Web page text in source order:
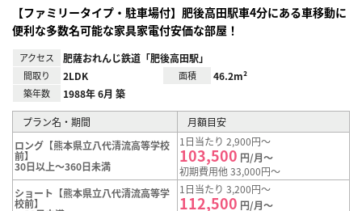
【ファミリータイプ・駐車場付】肥後高田駅車4分にある車移動に
便利な多数名可能な家具家電付安価な部屋！
アクセス 肥薩おれんじ鉄道「肥後高田駅」
間取り 2LDK 面積 46.2m²
築年数 1988年 6月 築
プラン名・期間
月額目安
ロング【熊本県立八代清流高等学校
前】
30日以上～360日未満
1日当たり 2,900円～
103,500 円/月～
初期費用他 33,000円～
ショート【熊本県立八代清流高等学
校前】
1日当たり 3,200円～
112,500 円/月～